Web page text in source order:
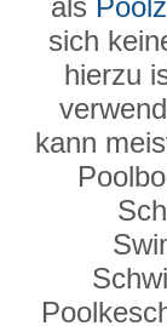
sich
hierzu
kann